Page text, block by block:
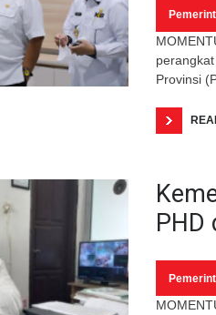
Provinsi
PHD